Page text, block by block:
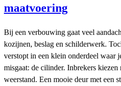
maatvoering
Bij een verbouwing gaat veel
kozijnen, beslag en schilderwerk.
verstopt in een klein onderdeel waar
misgaat: de cilinder. Inbrekers kiezen
weerstand. Een mooie deur met een